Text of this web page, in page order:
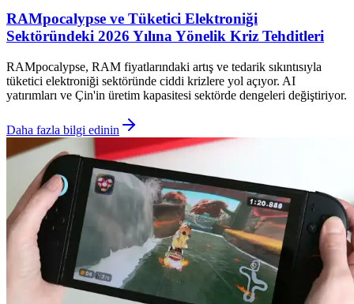
RAMpocalypse ve Tüketici Elektroniği
Sektöründeki 2026 Yılına Yönelik Kriz Tehditleri
RAMpocalypse, RAM fiyatlarındaki artış ve tedarik sıkıntısıyla
tüketici elektroniği sektöründe ciddi krizlere yol açıyor. AI
yatırımları ve Çin'in üretim kapasitesi sektörde dengeleri değiştiriyor.
Daha fazla bilgi edinin